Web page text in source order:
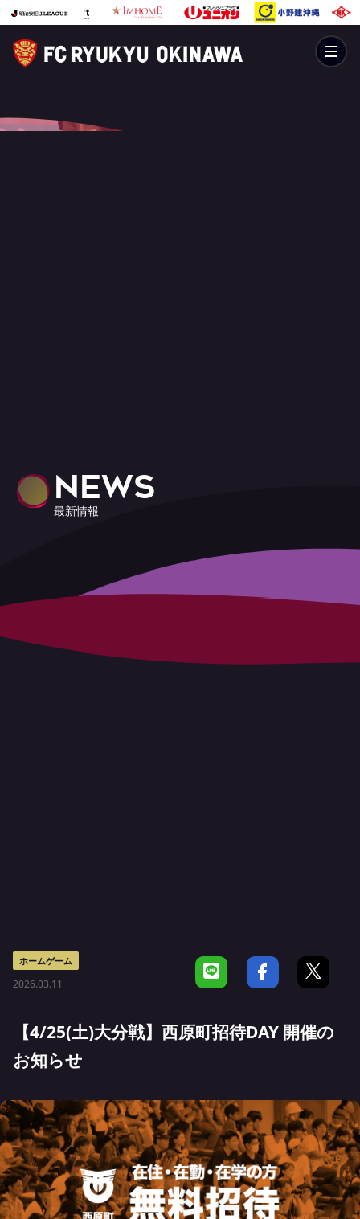
NEWS
最新情報
ホームゲーム
2026.03.11
【4/25(土)大分戦】西原町招待DAY 開催の
お知らせ